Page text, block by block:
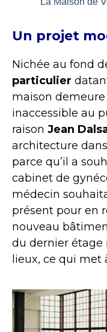
Un projet
Nichée au fond
particulier
maison
inaccessible au
raison Jean
architecture dans
parce qu’il a
cabinet de
médecin
présent pour en
nouveau
du dernier étage
lieux, ce qui met